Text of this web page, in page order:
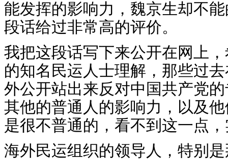
能发挥的影响力，魏京生却不
段话给过非常高的评价。
我把这段话写下来公开在网上
的知名民运人士理解，那些过
外公开站出来反对中国共产党
其他的普通人的影响力，以及
是很不普通的，看不到这一点
海外民运组织的领导人，特别